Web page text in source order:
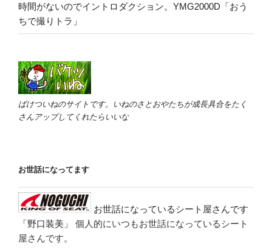
時間がないのでイントロダクション。YMG2000D「おう
ちで撮りトラ」
ばけついねのサイトです。いねのさとおやたちが成長具合をたく
さんアップしてくれたらいいな
お世話になってます
お世話になっているシート屋さんです
「野口装美」
個人的にいつもお世話になっているシート
屋さんです。